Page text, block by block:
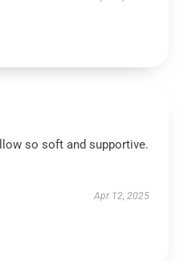
so soft and supportive.
Apr 12, 2025